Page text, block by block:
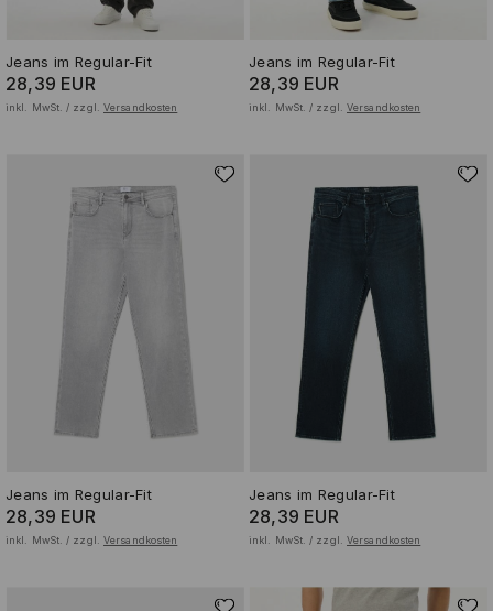
Jeans im Regular-Fit
28,39 EUR
inkl. MwSt. / zzgl. Versandkosten
Jeans im Regular-Fit
28,39 EUR
inkl. MwSt. / zzgl. Versandkosten
Jeans im Regular-Fit
28,39 EUR
inkl. MwSt. / zzgl. Versandkosten
Jeans im Regular-Fit
28,39 EUR
inkl. MwSt. / zzgl. Versandkosten